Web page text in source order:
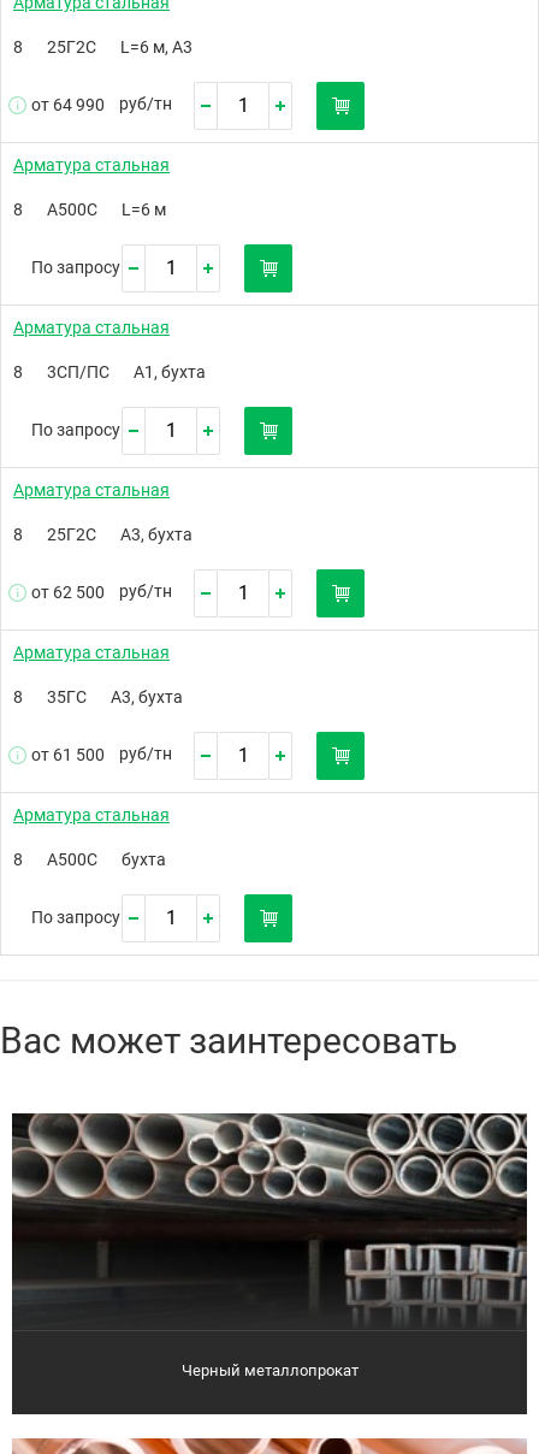
8 25Г2С L=6 м, А3
от 64 990 руб/тн
Арматура стальная
8 А500C L=6 м
По запросу
Арматура стальная
8 3СП/ПС А1, бухта
По запросу
Арматура стальная
8 25Г2С А3, бухта
от 62 500 руб/тн
Арматура стальная
8 35ГС А3, бухта
от 61 500 руб/тн
Арматура стальная
8 А500C бухта
По запросу
Вас может заинтересовать
Черный металлопрокат